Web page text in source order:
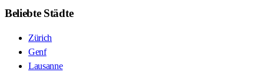
Beliebte Städte
Zürich
Genf
Lausanne